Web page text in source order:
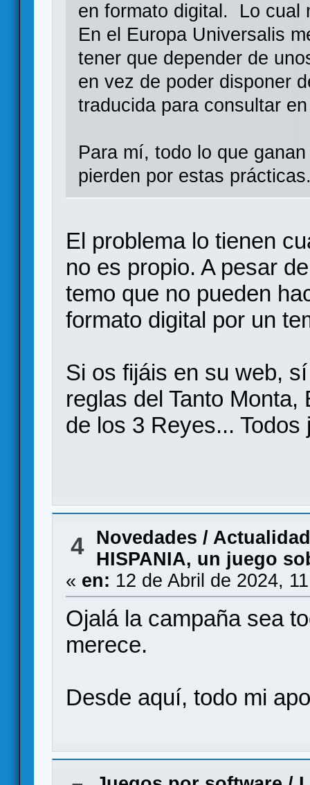
en formato digital. Lo cual
En el Europa Universalis
tener que depender de
en vez de poder disponer
traducida para consultar
Para mí, todo lo que
pierden por estas
El problema lo tienen
no es propio. A pesar
temo que no pueden
formato digital por un
Si os fijáis en su web,
reglas del Tanto
de los 3 Reyes... Todos
4
Novedades / Actualidad
HISPANIA, un juego
« en: 12 de Abril de 2024,
Ojalá la campaña sea
merece.
Desde aquí, todo mi